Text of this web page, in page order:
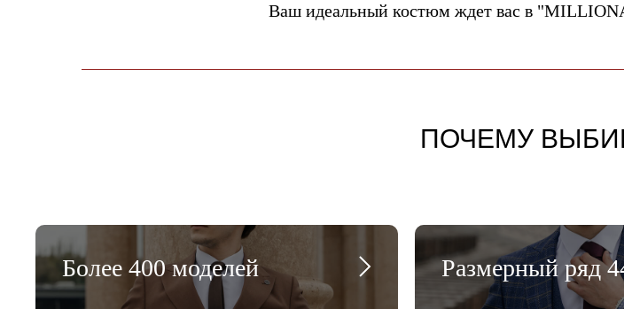
Ваш идеальный костюм ждет вас в
ПОЧЕМУ
Более 400 моделей Размерный ряд